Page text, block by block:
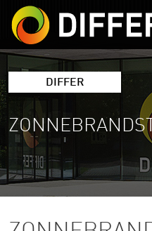
DIFFER